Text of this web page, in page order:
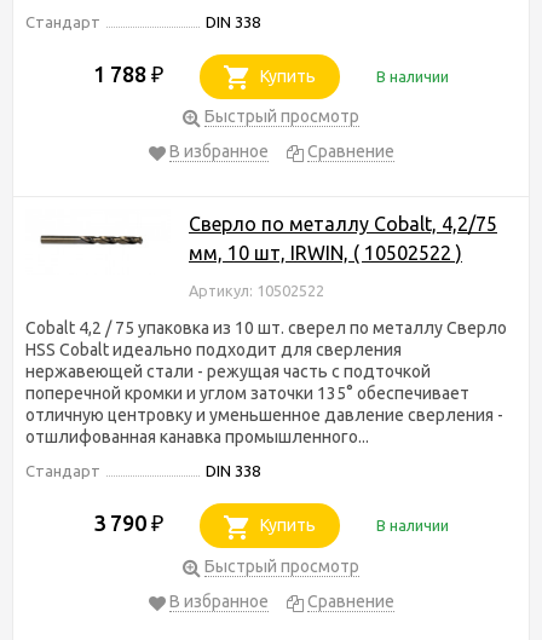
Стандарт DIN 338
1 788 ₽ Купить В наличии
Быстрый просмотр
В избранное
Сравнение
Сверло по металлу Cobalt, 4,2/75
мм, 10 шт, IRWIN, ( 10502522 )
Артикул: 10502522
Cobalt 4,2 / 75 упаковка из 10 шт. сверел по металлу Сверло
HSS Cobalt идеально подходит для сверления
нержавеющей стали - режущая часть с подточкой
поперечной кромки и углом заточки 135° обеспечивает
отличную центровку и уменьшенное давление сверления -
отшлифованная канавка промышленного...
Стандарт DIN 338
3 790 ₽ Купить В наличии
Быстрый просмотр
В избранное
Сравнение